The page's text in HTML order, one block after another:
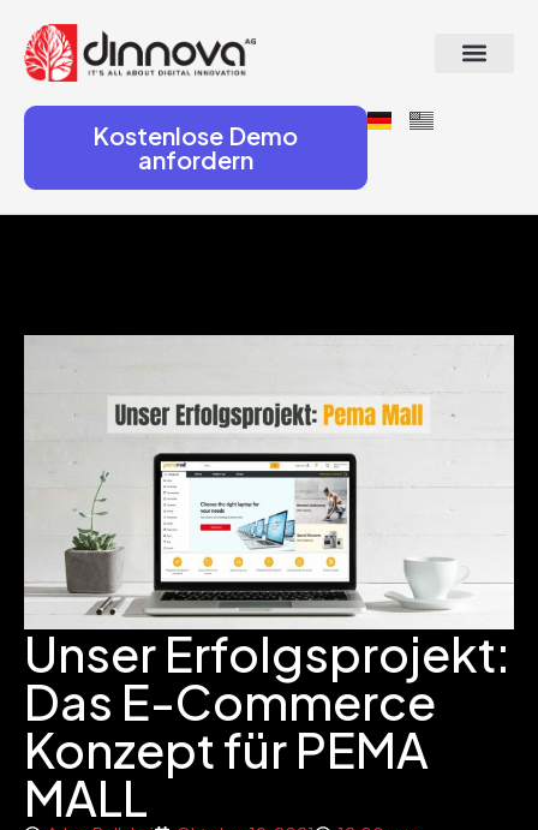
Kostenlose Demo
anfordern
Unser Erfolgsprojekt:
Das E-Commerce
Konzept für PEMA
MALL